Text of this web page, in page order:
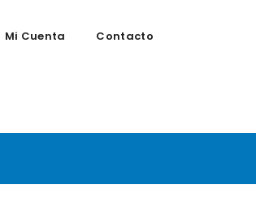
Mi Cuenta Contacto